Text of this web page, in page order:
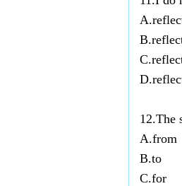
12.The
A.from
B.to
C.for